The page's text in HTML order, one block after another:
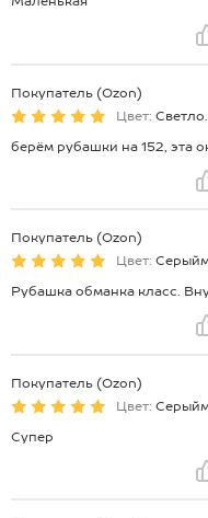
Покупатель (Ozon)
Цвет:
берём рубашки на 152, эта
Покупатель (Ozon)
Цвет:
Рубашка обманка класс.
Покупатель (Ozon)
Цвет:
Супер